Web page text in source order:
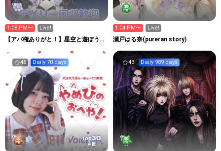
1:08 PM〜 Live!
【アバ権ありがと！】星空と遊ぼう
1:04 PM〜 Live!
瀬戸はる奈(pureran story)
46 Daily 70 days
top30
声優
43 Daily 989 days